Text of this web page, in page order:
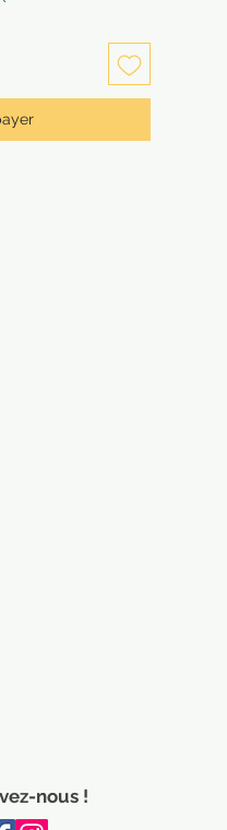
nous !